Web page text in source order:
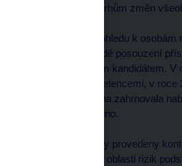
bank a stanoviska k návrhům změn
Vyjádření bankovního dohledu k
případech, a to na základě posouzení
pohovoru s navrhovaným kandidátem.
svými zákonnými kompetencemi, v
bankovní licence zejména zahrnovala
bylo v tomto roce zahájeno.
V průběhu roku 2002 byly provedeny
zaměřených na vybrané oblasti rizik